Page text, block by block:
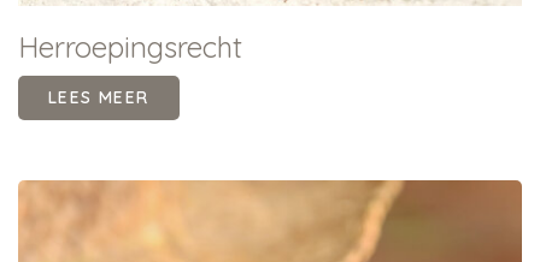
Herroepingsrecht
LEES MEER